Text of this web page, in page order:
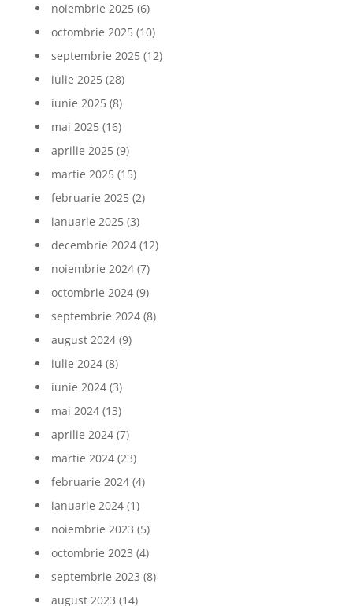
noiembrie 2025(6)
octombrie 2025(10)
septembrie 2025(12)
iulie 2025(28)
iunie 2025(8)
mai 2025(16)
aprilie 2025(9)
martie 2025(15)
februarie 2025(2)
ianuarie 2025(3)
decembrie 2024(12)
noiembrie 2024(7)
octombrie 2024(9)
septembrie 2024(8)
august 2024(9)
iulie 2024(8)
iunie 2024(3)
mai 2024(13)
aprilie 2024(7)
martie 2024(23)
februarie 2024(4)
ianuarie 2024(1)
noiembrie 2023 (5)
octombrie 2023 (4)
septembrie 2023 (8)
august 2023 (14)